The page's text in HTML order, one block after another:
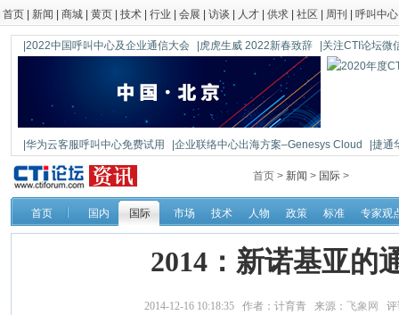
首页 新闻 商城 黄页 技术 行业 会展 访谈 人才 供求 社区 周刊 呼叫中心
|2022中国呼叫中心及企业通信大会 |虎虎生威 2022新春致辞 |关注CTI论坛微
|华为云客服呼叫中心免费试用 |企业联络中心出海方案–Genesys Cloud
|捷通
|鼎信通达新一代语音网关DAG1000-4S
首页 > 新闻 > 国际 >
首页 国内 国际 市场 技术 人物 政策 标准 专家观
2014：新诺基亚的
2014-12-16 10:18:35 作者：计育青 来源： 飞象网 评